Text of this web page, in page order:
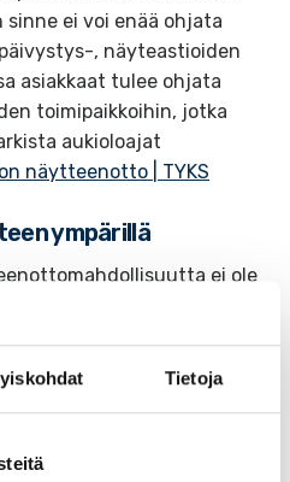
Tietoja
sinne ei voi enää ohjata
, näyteastioiden
asiakkaat tulee ohjata
toimipaikkoihin, jotka
aukioloajat
näytteenotto | TYKS
ympärillä
ei ole
vaan pitää hakeutua
terveysasema, Hakkistie
avoinna 2.-5.1.2024 klo